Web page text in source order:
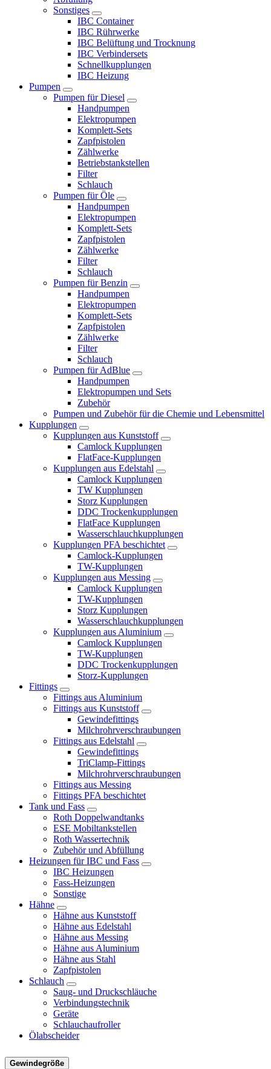
Sonstiges
IBC Container
IBC Rührwerke
IBC Belüftung und Trocknung
IBC Verbindersets
Schnellkupplungen
IBC Heizung
Pumpen
Pumpen für Diesel
Handpumpen
Elektropumpen
Komplett-Sets
Zapfpistolen
Zählwerke
Betriebstankstellen
Filter
Schlauch
Pumpen für Öle
Handpumpen
Elektropumpen
Komplett-Sets
Zapfpistolen
Zählwerke
Filter
Schlauch
Pumpen für Benzin
Handpumpen
Elektropumpen
Komplett-Sets
Zapfpistolen
Zählwerke
Filter
Schlauch
Pumpen für AdBlue
Handpumpen
Elektropumpen und Sets
Zubehör
Pumpen und Zubehör für die Chemie und Lebensmittel
Kupplungen
Kupplungen aus Kunststoff
Camlock Kupplungen
FlatFace-Kupplungen
Kupplungen aus Edelstahl
Camlock Kupplungen
TW Kupplungen
Storz Kupplungen
DDC Trockenkupplungen
FlatFace Kupplungen
Wasserschlauchkupplungen
Kupplungen PFA beschichtet
Camlock-Kupplungen
TW-Kupplungen
Kupplungen aus Messing
Camlock Kupplungen
TW-Kupplungen
Storz Kupplungen
Wasserschlauchkupplungen
Kupplungen aus Aluminium
Camlock Kupplungen
TW-Kupplungen
DDC Trockenkupplungen
Storz-Kupplungen
Fittings
Fittings aus Aluminium
Fittings aus Kunststoff
Gewindefittings
Milchrohrverschraubungen
Fittings aus Edelstahl
Gewindefittings
TriClamp-Fittings
Milchrohrverschraubungen
Fittings aus Messing
Fittings PFA beschichtet
Tank und Fass
Roth Doppelwandtanks
ESE Mobiltankstellen
Roth Wassertechnik
Zubehör und Abfüllung
Heizungen für IBC und Fass
IBC Heizungen
Fass-Heizungen
Sonstige
Hähne
Hähne aus Kunststoff
Hähne aus Edelstahl
Hähne aus Messing
Hähne aus Aluminium
Hähne aus Stahl
Zapfpistolen
Schlauch
Saug- und Druckschläuche
Verbindungstechnik
Geräte
Schlauchaufroller
Ölabscheider
Gewindegröße